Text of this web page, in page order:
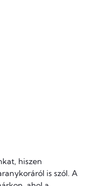
hiszen
is szól. A